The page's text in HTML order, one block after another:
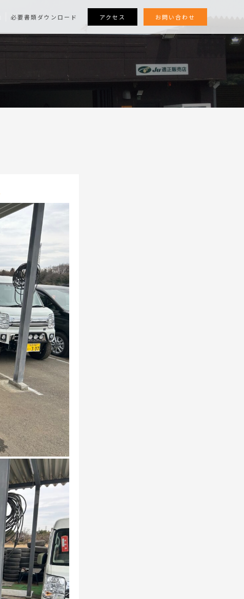
必要書類ダウンロード アクセス お問い合わせ